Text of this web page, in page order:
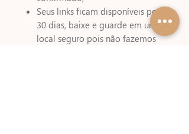
Seus links ficam disponíveis por
30 dias, baixe e guarde em um
local seguro pois não fazemos